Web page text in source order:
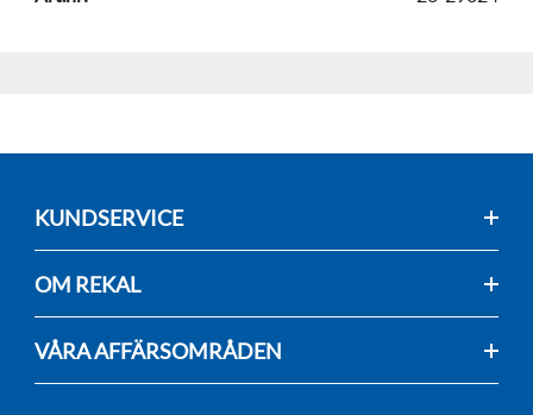
KUNDSERVICE
OM REKAL
VÅRA AFFÄRSOMRÅDEN